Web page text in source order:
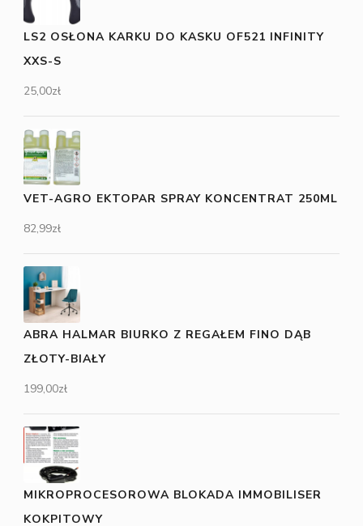
LS2 OSŁONA KARKU DO KASKU OF521 INFINITY
XXS-S
25,00zł
VET-AGRO EKTOPAR SPRAY KONCENTRAT 250ML
82,99zł
ABRA HALMAR BIURKO Z REGAŁEM FINO DĄB
ZŁOTY-BIAŁY
199,00zł
MIKROPROCESOROWA BLOKADA IMMOBILISER
KOKPITOWY